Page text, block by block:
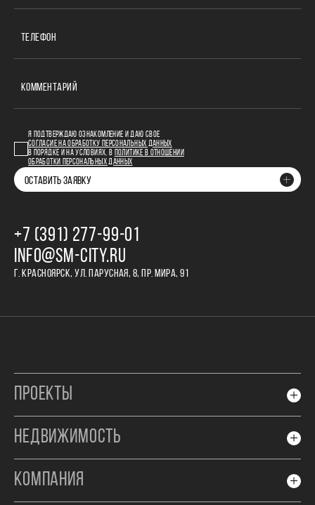
ТЕЛЕФОН
КОММЕНТАРИЙ
Я ПОДТВЕРЖДАЮ ОЗНАКОМЛЕНИЕ И ДАЮ СВОЕ
СОГЛАСИЕ НА ОБРАБОТКУ ПЕРСОНАЛЬНЫХ ДАННЫХ
В ПОРЯДКЕ И НА УСЛОВИЯХ, В
ПОЛИТИКЕ В ОТНОШЕНИИ
ОБРАБОТКИ ПЕРСОНАЛЬНЫХ ДАННЫХ
ОСТАВИТЬ ЗАЯВКУ
+7 (391) 277‒99‒01
INFO@SM-CITY.RU
Г. КРАСНОЯРСК, УЛ. ПАРУСНАЯ, 8, ПР. МИРА, 91
ПРОЕКТЫ
НЕДВИЖИМОСТЬ
КОМПАНИЯ